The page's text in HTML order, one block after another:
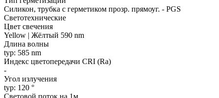
Силикон, трубка с герметиком прозр. прямоуг. - PGS
Светотехнические
Цвет свечения
Yellow | Жёлтый 590 nm
Длина волны
typ: 585 nm
Индекс цветопередачи CRI (Ra)
-
Угол излучения
typ: 120 °